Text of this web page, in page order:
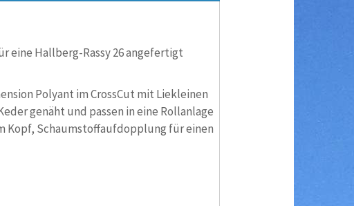
eine Hallberg-Rassy 26 angefertigt
Polyant im CrossCut mit Liekleinen
genäht und passen in eine Rollanlage
Kopf, Schaumstoffaufdopplung für einen